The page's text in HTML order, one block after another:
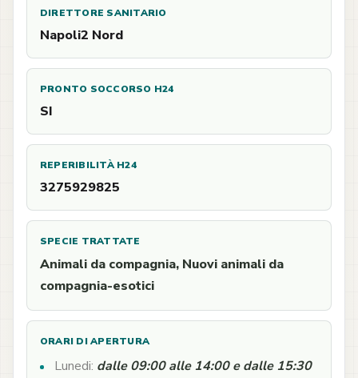
DIRETTORE SANITARIO
Napoli2 Nord
PRONTO SOCCORSO H24
SI
REPERIBILITÀ H24
3275929825
SPECIE TRATTATE
Animali da compagnia, Nuovi animali da
compagnia-esotici
ORARI DI APERTURA
Lunedi: dalle 09:00 alle 14:00 e dalle 15:30